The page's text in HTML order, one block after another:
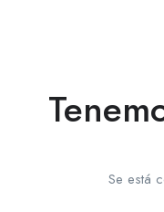
Se está